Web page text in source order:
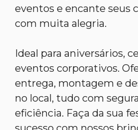
eventos e encante seus
com muita alegria.
Ideal para aniversários,
eventos corporativos.
entrega, montagem e
no local, tudo com
eficiência. Faça da sua